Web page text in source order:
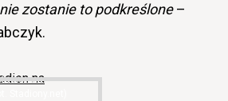
zostanie to podkreślone–
na
Stadiony.net)